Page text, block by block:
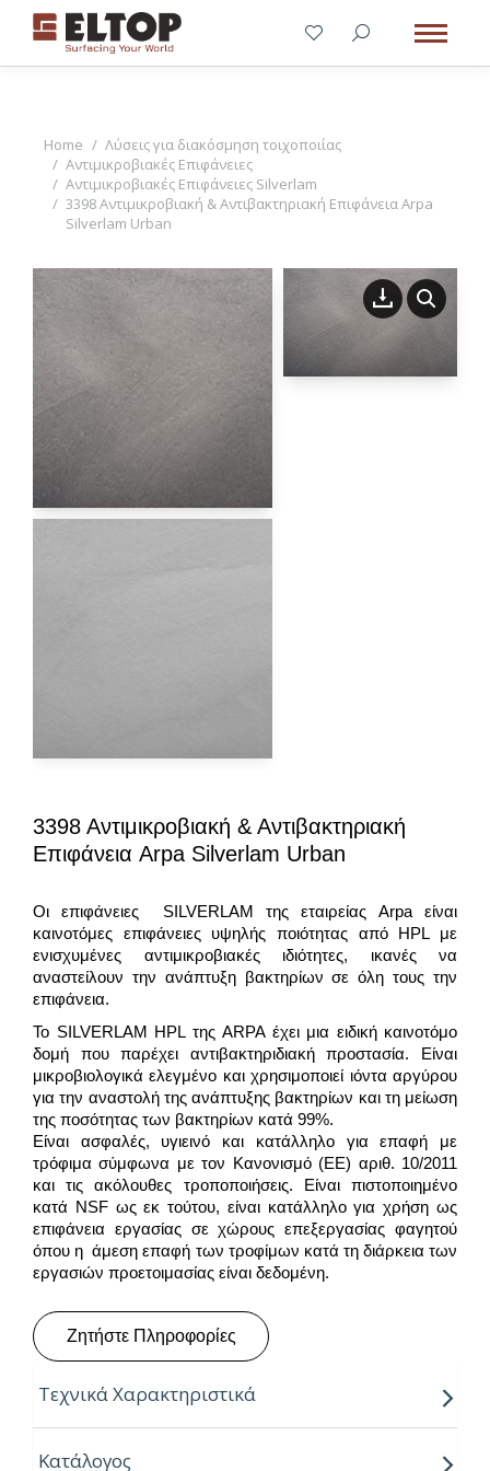
You are here:
Home
Λύσεις για διακόσμηση τοιχοποιίας
Αντιμικροβιακές Επιφάνειες
Αντιμικροβιακές Επιφάνειες Silverlam
3398 Αντιμικροβιακή & Αντιβακτηριακή Επιφάνεια Arpa
Silverlam Urban
3398 Αντιμικροβιακή & Αντιβακτηριακή
Επιφάνεια Arpa Silverlam Urban
Οι επιφάνειες SILVERLAM της εταιρείας Arpa είναι
καινοτόμες επιφάνειες υψηλής ποιότητας από HPL με
ενισχυμένες αντιμικροβιακές ιδιότητες, ικανές να
αναστείλουν την ανάπτυξη βακτηρίων σε όλη τους την
επιφάνεια.
Το SILVERLAM HPL της ARPA έχει μια ειδική καινοτόμο
δομή που παρέχει αντιβακτηριδιακή προστασία. Είναι
μικροβιολογικά ελεγμένο και χρησιμοποιεί ιόντα αργύρου
για την αναστολή της ανάπτυξης βακτηρίων και τη μείωση
της ποσότητας των βακτηρίων κατά 99%.
Είναι ασφαλές, υγιεινό και κατάλληλο για επαφή με
τρόφιμα σύμφωνα με τον Κανονισμό (ΕΕ) αριθ. 10/2011
και τις ακόλουθες τροποποιήσεις. Είναι πιστοποιημένο
κατά NSF ως εκ τούτου, είναι κατάλληλο για χρήση ως
επιφάνεια εργασίας σε χώρους επεξεργασίας φαγητού
όπου η άμεση επαφή των τροφίμων κατά τη διάρκεια των
εργασιών προετοιμασίας είναι δεδομένη.
Ζητήστε Πληροφορίες
Τεχνικά Χαρακτηριστικά
“Για την παραγωγή τους, η Arpa χρησιμοποιεί την
Κατάλογος